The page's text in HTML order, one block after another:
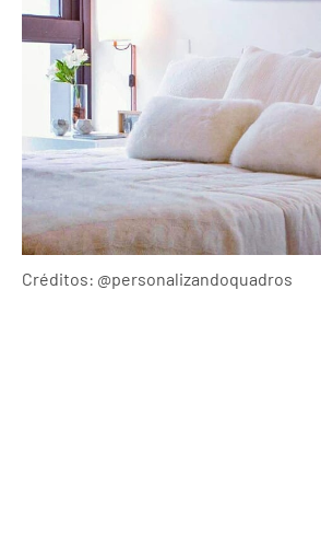
Créditos: @personalizandoquadros